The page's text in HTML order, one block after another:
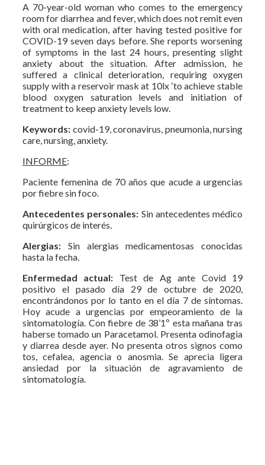
A 70-year-old woman who comes to the emergency
room for diarrhea and fever, which does not remit even
with oral medication, after having tested positive for
COVID-19 seven days before. She reports worsening
of symptoms in the last 24 hours, presenting slight
anxiety about the situation. After admission, he
suffered a clinical deterioration, requiring oxygen
supply with a reservoir mask at 10lx ‘to achieve stable
blood oxygen saturation levels and initiation of
treatment to keep anxiety levels low.
Keywords: covid-19, coronavirus, pneumonia, nursing
care, nursing, anxiety.
INFORME:
Paciente femenina de 70 años que acude a urgencias
por fiebre sin foco.
Antecedentes personales: Sin antecedentes médico
quirúrgicos de interés.
Alergias: Sin alergias medicamentosas conocidas
hasta la fecha.
Enfermedad actual: Test de Ag ante Covid 19
positivo el pasado día 29 de octubre de 2020,
encontrándonos por lo tanto en el día 7 de síntomas.
Hoy acude a urgencias por empeoramiento de la
sintomatología. Con fiebre de 38’1º esta mañana tras
haberse tomado un Paracetamol. Presenta odinofagia
y diarrea desde ayer. No presenta otros signos como
tos, cefalea, agencia o anosmia. Se aprecia ligera
ansiedad por la situación de agravamiento de
sintomatología.